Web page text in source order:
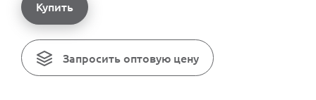
Купить
Запросить оптовую цену